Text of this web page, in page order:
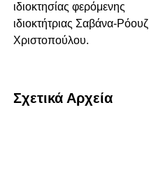
ιδιοκτησίας φερόμενης
ιδιοκτήτριας Σαβάνα-Ρόουζ
Χριστοπούλου.
Σχετικά Αρχεία